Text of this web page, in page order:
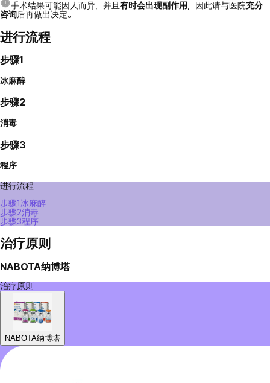
手术结果可能因人而异，并且 有时会出现副作用，因此请与医院充分
咨询后再做出决定。
进行流程
步骤1
冰麻醉
步骤2
消毒
步骤3
程序
进行流程
步骤1 冰麻醉
步骤2消毒
步骤3程序
治疗原则
NABOTA纳博塔
治疗原则
NABOTA纳博塔